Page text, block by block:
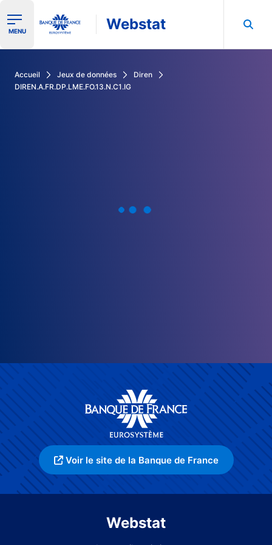
Ouvrir le menu de navigation
MENU Webstat
Accueil Jeux de données
Diren
DIREN.A.FR.DP.LME.FO.13.N.C1.IG
Voir le site de la Banque de France
Webstat